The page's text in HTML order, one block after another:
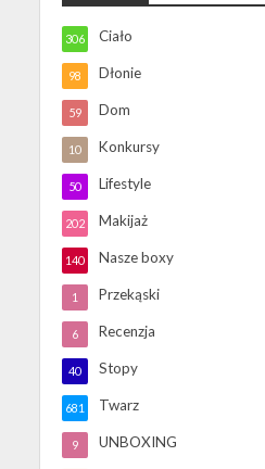
Ciało
306
Dłonie
98
Dom
59
Konkursy
10
Lifestyle
50
Makijaż
202
Nasze boxy
140
Przekąski
1
Recenzja
6
Stopy
40
Twarz
681
UNBOXING
9